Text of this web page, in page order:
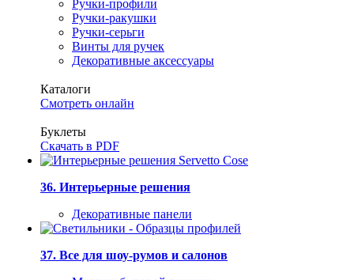
Ручки-профили
Ручки-ракушки
Ручки-серьги
Винты для ручек
Декоративные аксессуары
Каталоги
Смотреть онлайн
Буклеты
Скачать в PDF
36. Интерьерные решения
Декоративные панели
37. Все для шоу-румов и салонов